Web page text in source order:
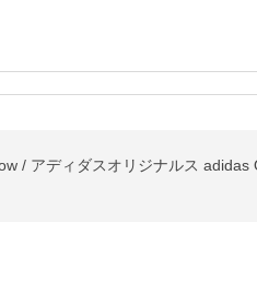
/ アディダスオリジナルス adidas